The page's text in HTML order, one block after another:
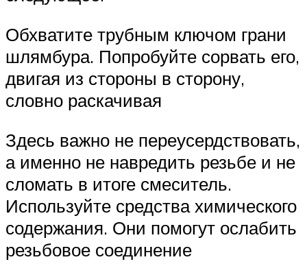
Обхватите трубным ключом грани
шлямбура. Попробуйте сорвать его,
двигая из стороны в сторону,
словно раскачивая
Здесь важно не переусердствовать,
а именно не навредить резьбе и не
сломать в итоге смеситель.
Используйте средства химического
содержания. Они помогут ослабить
резьбовое соединение